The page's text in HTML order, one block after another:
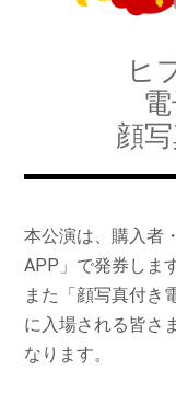
ヒ
顔
本公演は、購入者
APP」で発券しま
また「顔写真付き
に入場される皆さ
なります。